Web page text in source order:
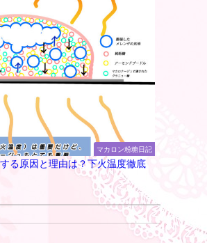
マカロン粉糖日記
る原因と理由は？下火温度徹底